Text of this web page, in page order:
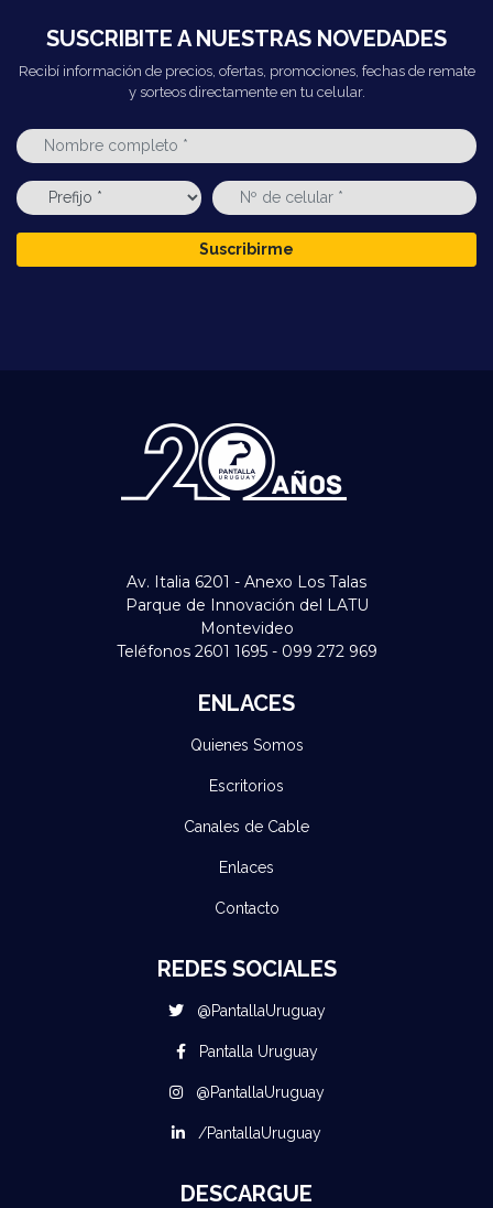
SUSCRIBITE A NUESTRAS NOVEDADES
Recibí información de precios, ofertas, promociones, fechas de remate
y sorteos directamente en tu celular.
Suscribirme
Av. Italia 6201 - Anexo Los Talas
Parque de Innovación del LATU
Montevideo
Teléfonos 2601 1695 - 099 272 969
ENLACES
Quienes Somos
Escritorios
Canales de Cable
Enlaces
Contacto
REDES SOCIALES
@PantallaUruguay
Pantalla Uruguay
@PantallaUruguay
/PantallaUruguay
DESCARGUE